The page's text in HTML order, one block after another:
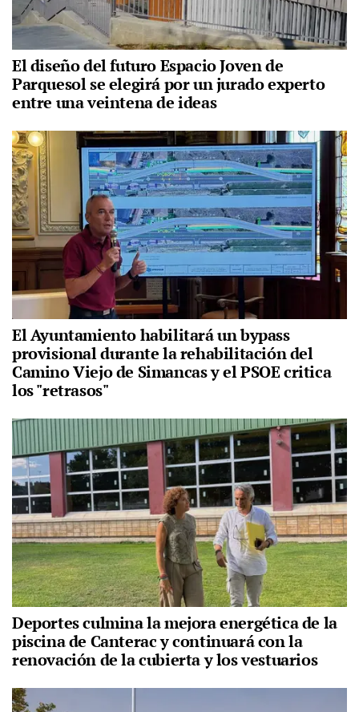
El diseño del futuro Espacio Joven de
Parquesol se elegirá por un jurado experto
entre una veintena de ideas
El Ayuntamiento habilitará un bypass
provisional durante la rehabilitación del
Camino Viejo de Simancas y el PSOE critica
los "retrasos"
Deportes culmina la mejora energética de la
piscina de Canterac y continuará con la
renovación de la cubierta y los vestuarios